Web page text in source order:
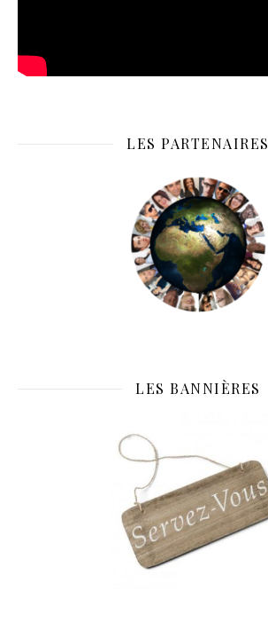
LES PARTENAIRES
LES BANNIÈRES